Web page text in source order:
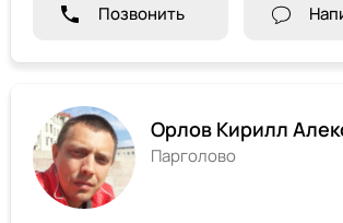
Позвонить
Орлов Кирилл
Парголово